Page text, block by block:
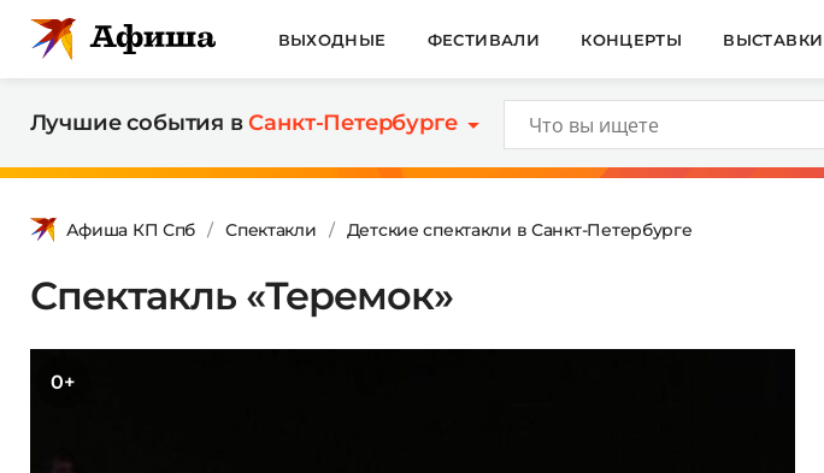
ВЫХОДНЫЕ ФЕСТИВАЛИ КОНЦЕРТЫ ВЫСТАВКИ
Лучшие события вСанкт-Петербурге
Афиша КП Спб Спектакли Детские спектакли в Санкт-Петербурге
Спектакль «Теремок»
0+